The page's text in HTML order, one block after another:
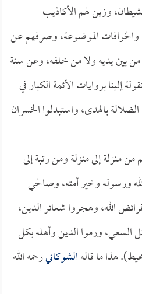
وزين لهم الأكاذيب
والخرافات الموضوعة، وصرفهم عن
من بين يديه ولا من خلفه، وعن سنة
إلينا بروايات الأئمة الكبار في
بالهدى، واستبدلوا الخسران
منزلة إلى منزلة ومن رتبة إلى
ورسوله وخير أمته، وصالحي
الله، وهجروا شعائر الدين،
السعي، ورموا الدين وأهله بكل
هذا ما قالهالشوكانيرحمه الله